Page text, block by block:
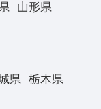
山形県
県
栃木県